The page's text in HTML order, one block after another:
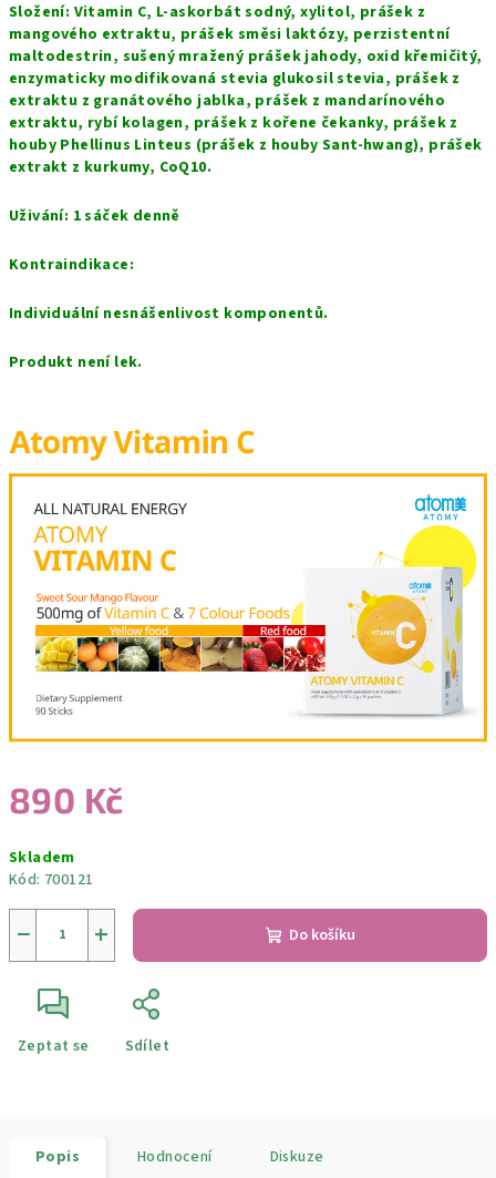
Složení: Vitamin C, L-askorbát sodný, xylitol, prášek z
mangového extraktu, prášek směsi laktózy, perzistentní
maltodestrin, sušený mražený prášek jahody, oxid křemičitý,
enzymaticky modifikovaná stevia glukosil stevia, prášek z
extraktu z granátového jablka, prášek z mandarínového
extraktu, rybí kolagen, prášek z kořene čekanky, prášek z
houby Phellinus Linteus (prášek z houby Sant-hwang), prášek
extrakt z kurkumy, CoQ10.
Uživání: 1 sáček denně
Kontraindikace:
Individuální nesnášenlivost komponentů.
Produkt není lek.
890 Kč
cena:
Skladem
Kód: 700121
+
− Do košíku
Zeptat se Sdílet
Popis Hodnocení Diskuze